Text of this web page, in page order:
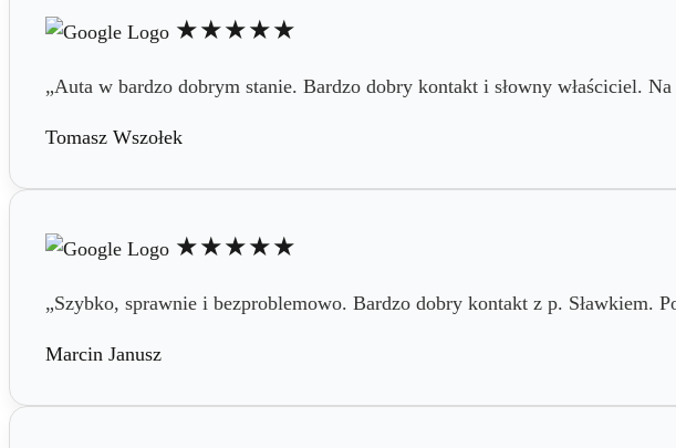
★★★★★
„Auta w bardzo dobrym stanie. Bardzo dobry kontakt i słowny właściciel.
Tomasz Wszołek
★★★★★
„Szybko, sprawnie i bezproblemowo. Bardzo dobry kontakt z p. Sławkiem.
Marcin Janusz